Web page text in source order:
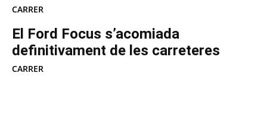
CARRER
El Ford Focus s’acomiada
definitivament de les carreteres
CARRER